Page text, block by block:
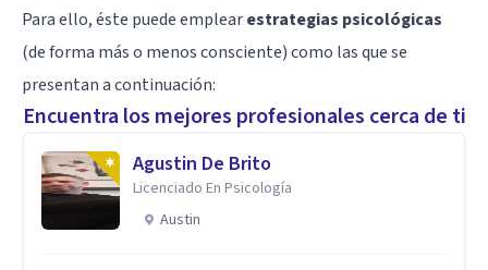
Para ello, éste puede emplearestrategias psicológicas
(de forma más o menos consciente) como las que se
presentan a continuación:
Encuentra los mejores profesionales cerca de ti
Agustin De Brito
Licenciado En Psicología
Austin